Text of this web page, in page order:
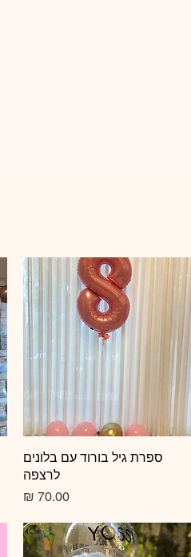
תצוגה מהירה
ספרת גיל בורוד עם בלונים
לרצפה
מחיר‏70.00 ‏₪